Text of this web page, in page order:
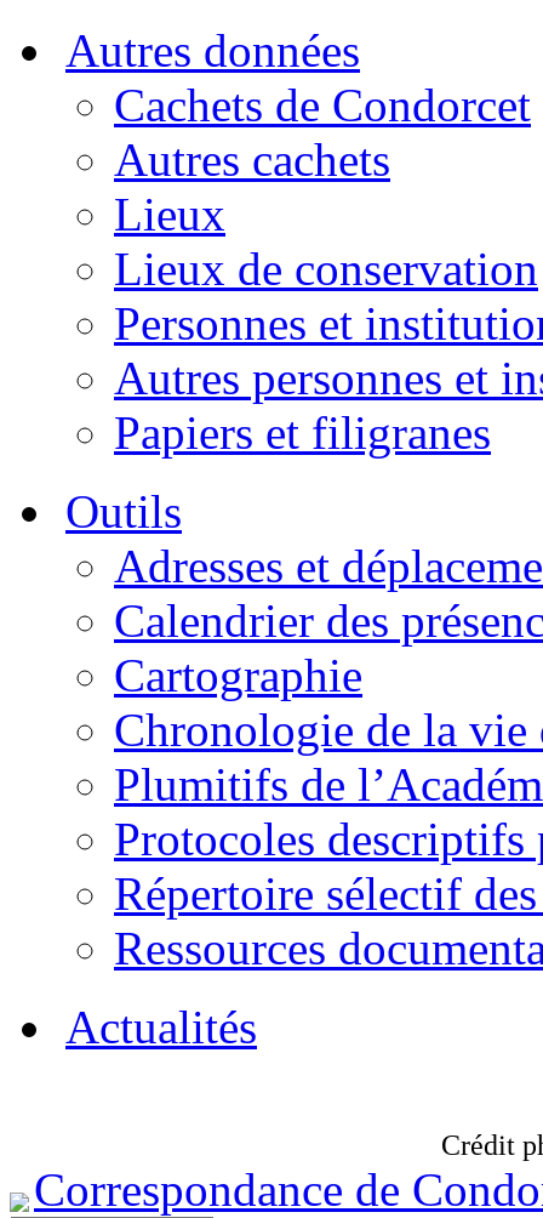
Autres données
Cachets de Condorcet
Autres cachets
Lieux
Lieux de conservation
Personnes et
Autres personnes et
Papiers et filigranes
Outils
Adresses et
Calendrier des
Cartographie
Chronologie de la vie
Plumitifs de
Protocoles descriptifs
Répertoire sélectif
Ressources
Actualités
Crédit
Correspondance de